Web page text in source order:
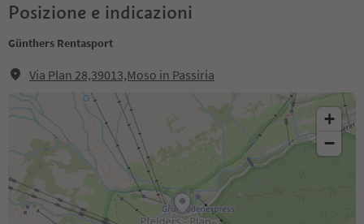
Posizione e indicazioni
Günthers Rentasport
Via Plan 28,39013,Moso in Passiria
+
−